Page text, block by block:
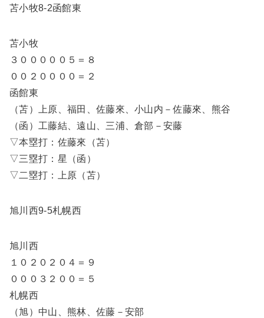
苫小牧8-2函館東
苫小牧
３０００００５＝８
００２００００＝２
函館東
（苫）上原、福田、佐藤來、小山内－佐藤來、熊谷
（函）工藤結、遠山、三浦、倉部－安藤
▽本塁打：佐藤來（苫）
▽三塁打：星（函）
▽二塁打：上原（苫）
旭川西9-5札幌西
旭川西
１０２０２０４＝９
０００３２００＝５
札幌西
（旭）中山、熊林、佐藤－安部